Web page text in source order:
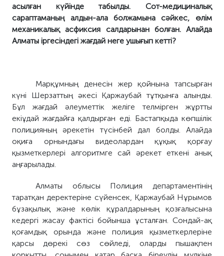
асылған күйінде табылды. Сот-медициналық
сараптаманың алдын-ала болжамына сәйкес, өлім
механикалық асфиксия салдарынан болған. Алайда
Алматы іргесіндегі жағдай неге ушығып кетті?
Марқұмның денесін жер қойнына тапсырған
күні Шерзаттың әкесі Қаржаубай тұтқынға алынды.
Бұл жағдай әлеуметтік желіге телмірген жұртты
екіұдай жағдайға қалдырған еді. Бастапқыда көпшілік
полицияның әрекетін түсінбей дал болды. Алайда
оқиға орнындағы видеолардан құқық қорғау
қызметкерлері алгоритмге сай әрекет еткені анық
аңғарылады.
Алматы облысы Полиция департаментінің
таратқан деректеріне сүйенсек, Қаржаубай Нұрымов
бұзақылық және көлік құралдарының қозғалысына
кедергі жасау фактісі бойынша ұсталған. Сондай-ақ
қоғамдық орында және полиция қызметкерлеріне
қарсы дөрекі сөз сөйледі, оларды пышақпен